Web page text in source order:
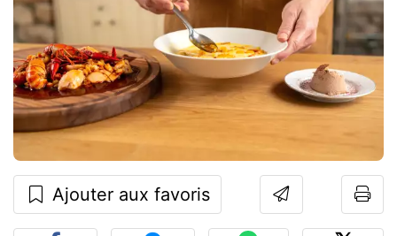
Ajouter aux favoris